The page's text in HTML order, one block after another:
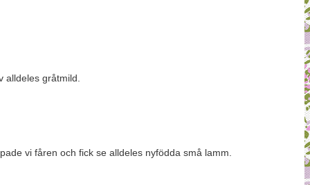
gråtmild.
vi fåren och fick se alldeles nyfödda små lamm.